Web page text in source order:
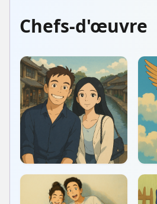
Chefs-d'œuvre